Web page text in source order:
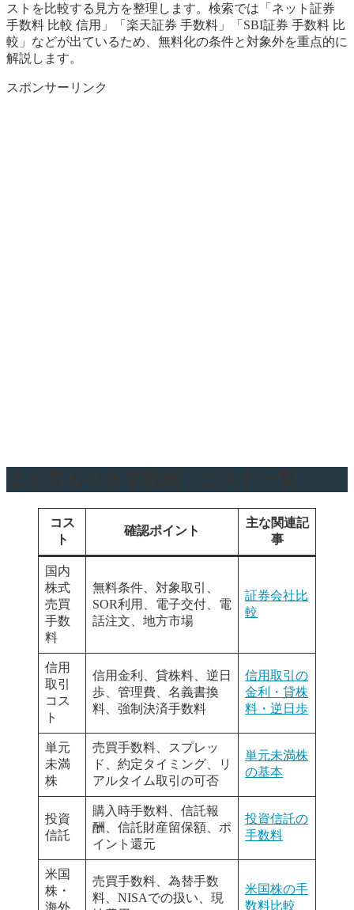
ストを比較する見方を整理します。検索では「ネット証券
手数料 比較 信用」「楽天証券 手数料」「SBI証券 手数料 比
較」などが出ているため、無料化の条件と対象外を重点的に
解説します。
スポンサーリンク
コス
ト
確認ポイント
主な関連記
事
国内
株式
売買
手数
料
無料条件、対象取引、
SOR利用、電子交付、電
話注文、地方市場
証券会社比
較
信用
取引
コス
ト
信用金利、貸株料、逆日
歩、管理費、名義書換
料、強制決済手数料
信用取引の
金利・貸株
料・逆日歩
単元
未満
株
売買手数料、スプレッ
ド、約定タイミング、リ
アルタイム取引の可否
単元未満株
の基本
投資
信託
購入時手数料、信託報
酬、信託財産留保額、ポ
イント還元
投資信託の
手数料
米国
株・
海外
売買手数料、為替手数
料、NISAでの扱い、現
米国株の手
数料比較